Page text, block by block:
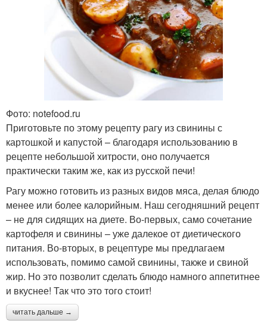
Фото: notefood.ru
Приготовьте по этому рецепту рагу из свинины с
картошкой и капустой – благодаря использованию в
рецепте небольшой хитрости, оно получается
практически таким же, как из русской печи!
Рагу можно готовить из разных видов мяса, делая блюдо
менее или более калорийным. Наш сегодняшний рецепт
– не для сидящих на диете. Во-первых, само сочетание
картофеля и свинины – уже далекое от диетического
питания. Во-вторых, в рецептуре мы предлагаем
использовать, помимо самой свинины, также и свиной
жир. Но это позволит сделать блюдо намного аппетитнее
и вкуснее! Так что это того стоит!
читать дальше →